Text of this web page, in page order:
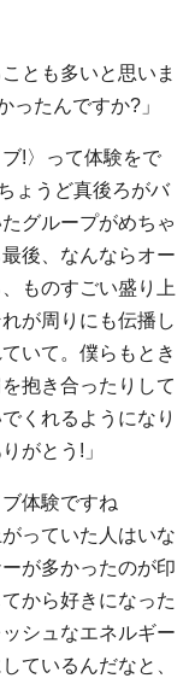
とも多いと思いま
ったんですか?」
!〉って体験をで
ょうど真後ろがバ
グループがめちゃ
後、なんならオー
ものすごい盛り上
が周りにも伝播し
いて。僕らもとき
抱き合ったりして
くれるようになり
がとう!」
体験ですね
っていた人はいな
が多かったのが印
から好きになった
シュなエネルギー
ているんだなと、